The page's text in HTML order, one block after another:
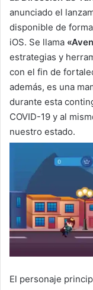
anunciado el
disponible de
iOS. Se llama
estrategias y
con el fin de
además, es una
durante esta
COVID-19 y al
nuestro estado.
El personaje